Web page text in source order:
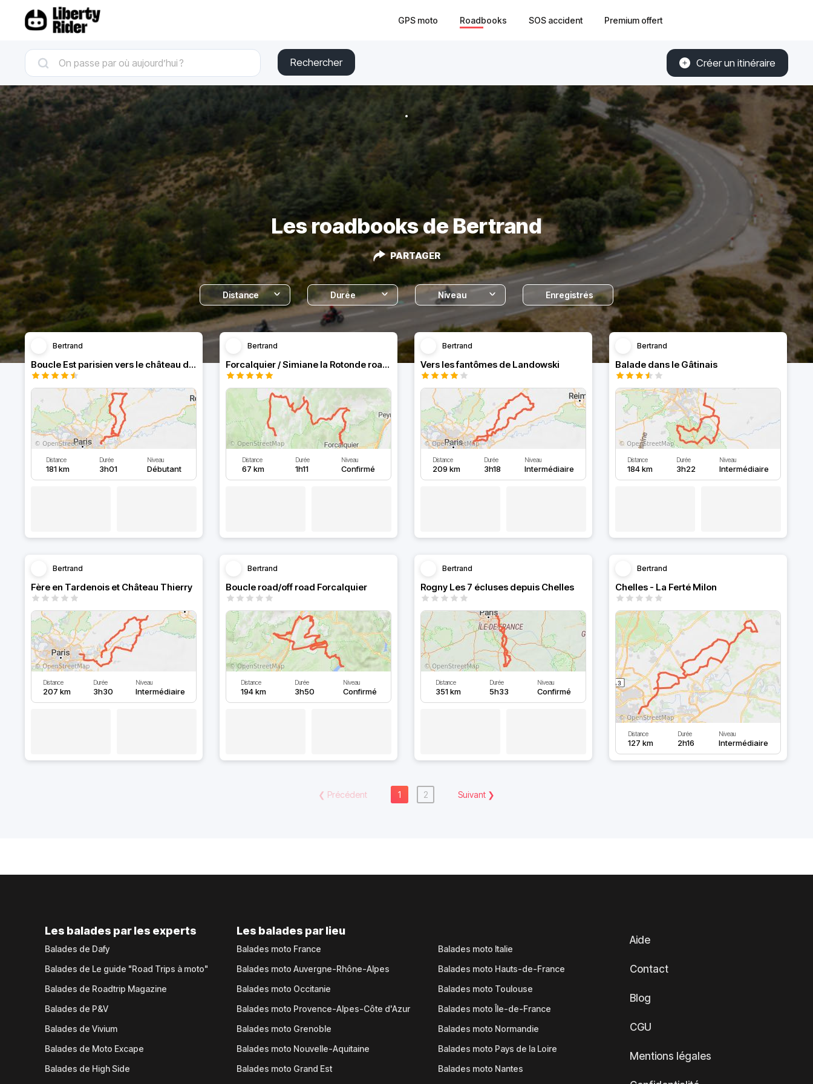
GPS moto Roadbooks SOS accident Premium offert
Rechercher Créer un itinéraire
Les roadbooks de Bertrand
PARTAGER
Distance Durée Niveau Enregistrés
Bertrand
Boucle Est parisien vers le château de Pierrefonds
Distance
181 km
Durée
3h01
Niveau
Débutant
Bertrand
Forcalquier / Simiane la Rotonde road & off road
Distance
67 km
Durée
1h11
Niveau
Confirmé
Bertrand
Vers les fantômes de Landowski
Distance
209 km
Durée
3h18
Niveau
Intermédiaire
Bertrand
Balade dans le Gâtinais
Distance
184 km
Durée
3h22
Niveau
Intermédiaire
Bertrand
Fère en Tardenois et Château Thierry
Distance
207 km
Durée
3h30
Niveau
Intermédiaire
Bertrand
Boucle road/off road Forcalquier
Distance
194 km
Durée
3h50
Niveau
Confirmé
Bertrand
Rogny Les 7 écluses depuis Chelles
Distance
351 km
Durée
5h33
Niveau
Confirmé
Bertrand
Chelles - La Ferté Milon
Distance
127 km
Durée
2h16
Niveau
Intermédiaire
❮ Précédent 1 2 Suivant ❯
Les balades par les experts
Balades de Dafy
Balades de Le guide "Road Trips à moto"
Balades de Roadtrip Magazine
Balades de P&V
Balades de Vivium
Balades de Moto Excape
Balades de High Side
Les balades par lieu
Balades moto France
Balades moto Auvergne-Rhône-Alpes
Balades moto Occitanie
Balades moto Provence-Alpes-Côte d'Azur
Balades moto Grenoble
Balades moto Nouvelle-Aquitaine
Balades moto Grand Est
Balades moto Italie
Balades moto Hauts-de-France
Balades moto Toulouse
Balades moto Île-de-France
Balades moto Normandie
Balades moto Pays de la Loire
Balades moto Nantes
Aide
Contact
Blog
CGU
Mentions légales